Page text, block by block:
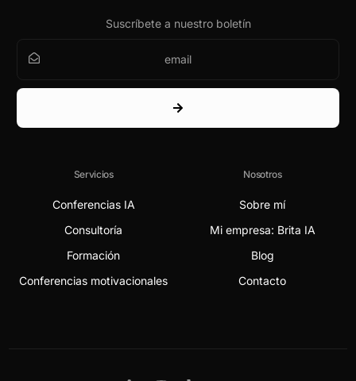
Suscríbete a nuestro boletín
Servicios
Conferencias IA
Consultoría
Formación
Conferencias motivacionales
Nosotros
Sobre mí
Mi empresa: Brita IA
Blog
Contacto